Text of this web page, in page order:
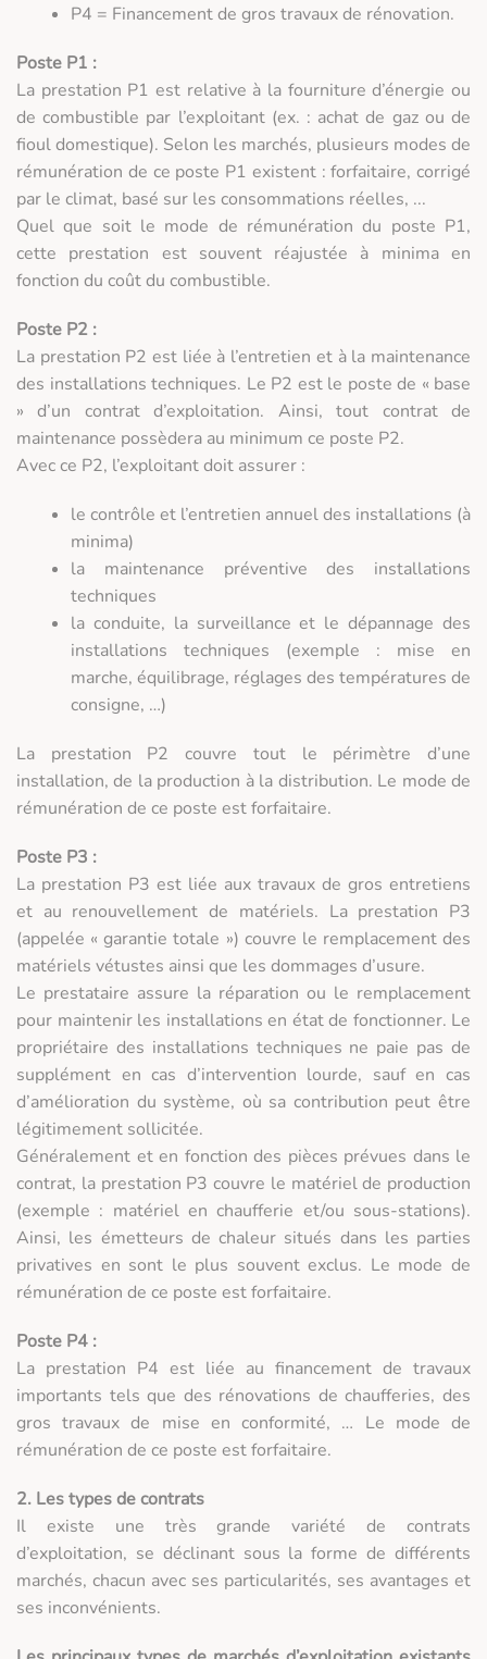
P4 = Financement de gros travaux de rénovation.
Poste P1 :
La prestation P1 est relative à la fourniture d’énergie ou
de combustible par l’exploitant (ex. : achat de gaz ou de
fioul domestique). Selon les marchés, plusieurs modes de
rémunération de ce poste P1 existent : forfaitaire, corrigé
par le climat, basé sur les consommations réelles, ...
Quel que soit le mode de rémunération du poste P1,
cette prestation est souvent réajustée à minima en
fonction du coût du combustible.
Poste P2 :
La prestation P2 est liée à l’entretien et à la maintenance
des installations techniques. Le P2 est le poste de « base
» d’un contrat d’exploitation. Ainsi, tout contrat de
maintenance possèdera au minimum ce poste P2.
Avec ce P2, l’exploitant doit assurer :
le contrôle et l’entretien annuel des installations (à
minima)
la maintenance préventive des installations
techniques
la conduite, la surveillance et le dépannage des
installations techniques (exemple : mise en
marche, équilibrage, réglages des températures de
consigne, …)
La prestation P2 couvre tout le périmètre d’une
installation, de la production à la distribution. Le mode de
rémunération de ce poste est forfaitaire.
Poste P3 :
La prestation P3 est liée aux travaux de gros entretiens
et au renouvellement de matériels. La prestation P3
(appelée « garantie totale ») couvre le remplacement des
matériels vétustes ainsi que les dommages d’usure.
Le prestataire assure la réparation ou le remplacement
pour maintenir les installations en état de fonctionner. Le
propriétaire des installations techniques ne paie pas de
supplément en cas d’intervention lourde, sauf en cas
d’amélioration du système, où sa contribution peut être
légitimement sollicitée.
Généralement et en fonction des pièces prévues dans le
contrat, la prestation P3 couvre le matériel de production
(exemple : matériel en chaufferie et/ou sous-stations).
Ainsi, les émetteurs de chaleur situés dans les parties
privatives en sont le plus souvent exclus. Le mode de
rémunération de ce poste est forfaitaire.
Poste P4 :
La prestation P4 est liée au financement de travaux
importants tels que des rénovations de chaufferies, des
gros travaux de mise en conformité, … Le mode de
rémunération de ce poste est forfaitaire.
2. Les types de contrats
Il existe une très grande variété de contrats
d’exploitation, se déclinant sous la forme de différents
marchés, chacun avec ses particularités, ses avantages et
ses inconvénients.